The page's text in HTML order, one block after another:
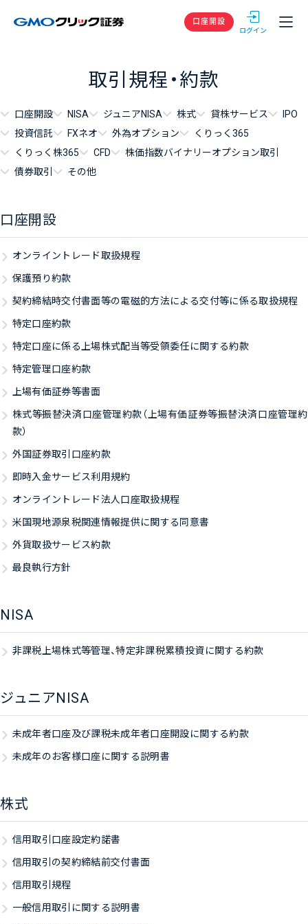
GMOクリック
口座開設
取引規程・約款
口座開設 NISA ジュニアNISA 株式 貸株サービス
IPO
投資信託
FXネオ 外為オプション
くりっく365
くりっく株365
CFD
株価指数バイナリーオプション取引
債券取引
その他
口座開設
オンライントレード取扱規程
保護預り約款
契約締結時交付書面等の電磁的方法による交付等に係る取扱規程
特定口座約款
特定口座に係る上場株式配当等受領委任に関する約款
特定管理口座約款
上場有価証券等書面
株式等振替決済口座管理約款（上場有価証券等振替決済口座管理約
款）
外国証券取引口座約款
即時入金サービス利用規約
オンライントレード法人口座取扱規程
米国現地源泉税関連情報提供に関する同意書
外貨取扱サービス約款
最良執行方針
NISA
非課税上場株式等管理、特定非課税累積投資に関する約款
ジュニアNISA
未成年者口座及び課税未成年者口座開設に関する約款
未成年のお客様口座に関する説明書
株式
信用取引口座設定約諾書
信用取引の契約締結前交付書面
信用取引規程
一般信用取引に関する説明書